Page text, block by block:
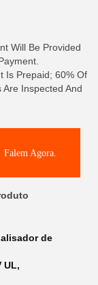
Will Be Provided
Is Prepaid; 60% Of
Inspected And
Falem Agora.
de
UL,